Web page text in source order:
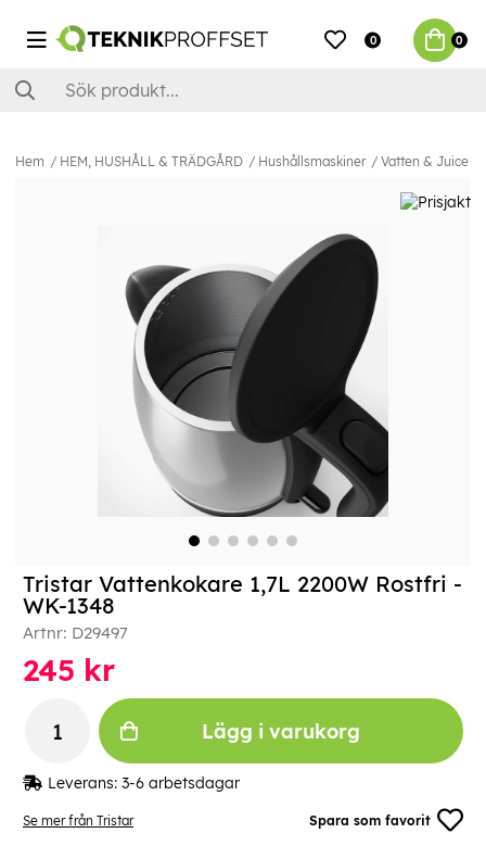
0 0
Hem HEM, HUSHÅLL & TRÄDGÅRD Hushållsmaskiner Vatten & Juice
Se mer från Tristar Spara som favorit
Tristar Vattenkokare 1,7L 2200W Rostfri -
WK-1348
Artnr: D29497
245 kr
Lägg i varukorg
Leverans: 3-6 arbetsdagar